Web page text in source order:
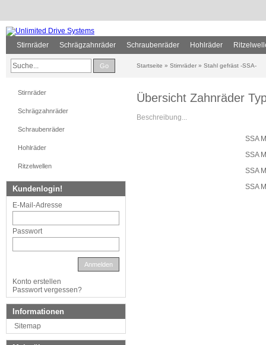
Stirnräder Schrägzahnräder Schraubenräder Hohlräder
Go Startseite » Stirnräder » Stahl gefräst -SSA-
Übersicht Zahnräder
Beschreibung...
SSA
SSA
SSA
SSA
Stirnräder
Schrägzahnräder
Schraubenräder
Hohlräder
Ritzelwellen
Kundenlogin!
E-Mail-Adresse
Passwort
Anmelden
Konto erstellen
Passwort vergessen?
Informationen
Sitemap